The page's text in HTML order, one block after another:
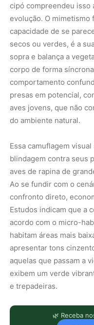
cipó compreendeu isso
evolução. O
capacidade de se
secos ou verdes, é a
sopra e balança a
corpo de forma
comportamento
presas em potencial,
aves jovens, que não
do ambiente natural.
Essa camuflagem
blindagem contra seus
aves de rapina de
Ao se fundir com o
confronto direto,
Estudos indicam que a
acordo com o micro-
habitam áreas mais
apresentar tons
aquelas que passam a
exibem um verde
e trepadeiras.
🌿 Receba